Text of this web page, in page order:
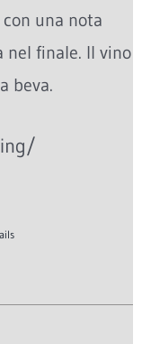
una nota
nel finale. Il vino
beva.